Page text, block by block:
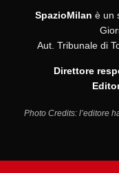
SpazioMilan è un
Aut. Tribunale di
Direttore
Photo Credits: l’editore